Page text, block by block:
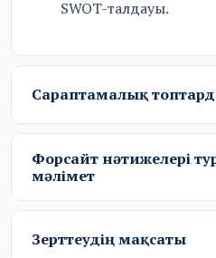
SWOT-талдауы.
Сараптамалық
Форсайт нәтижелері
мәлімет
Зерттеудің мақсаты